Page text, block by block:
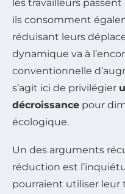
les travailleurs
ils consomment
réduisant leurs
dynamique va à
conventionnelle
s’agit ici de privilégier
décroissance pour
écologique.
Un des arguments
réduction est
pourraient utiliser leur